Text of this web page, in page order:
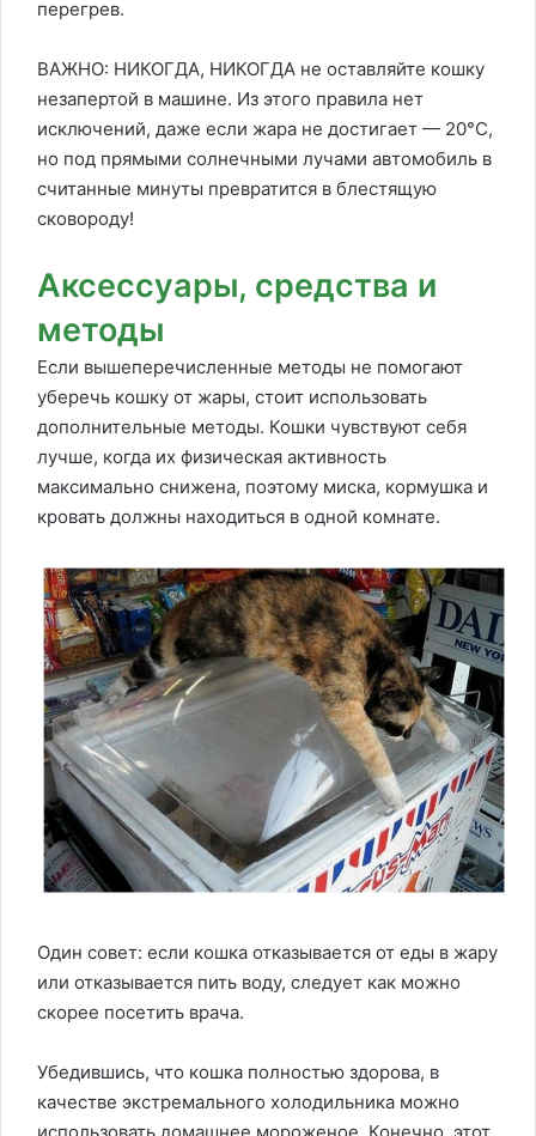
перегрев.
ВАЖНО: НИКОГДА, НИКОГДА не оставляйте кошку
незапертой в машине. Из этого правила нет
исключений, даже если жара не достигает — 20°C,
но под прямыми солнечными лучами автомобиль в
считанные минуты превратится в блестящую
сковороду!
Аксессуары, средства и
методы
Если вышеперечисленные методы не помогают
уберечь кошку от жары, стоит использовать
дополнительные методы. Кошки чувствуют себя
лучше, когда их физическая активность
максимально снижена, поэтому миска, кормушка и
кровать должны находиться в одной комнате.
Один совет: если кошка отказывается от еды в жару
или отказывается пить воду, следует как можно
скорее посетить врача.
Убедившись, что кошка полностью здорова, в
качестве экстремального холодильника можно